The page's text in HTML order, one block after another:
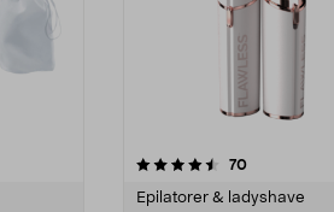
70recensioner
Epilatorer & ladyshave
4.0 av 5 stjärnor